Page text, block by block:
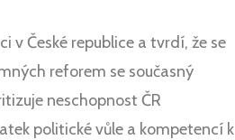
v České republice a tvrdí, že se
reforem se současný
neschopnost ČR
politické vůle a kompetencí k